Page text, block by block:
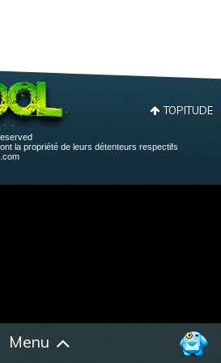
Menu
TOPITUDE
la propriété de leurs détenteurs respectifs